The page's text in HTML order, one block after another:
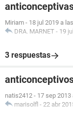
Miriam - 18 jul 2019 a
DRA. MARNET - 19
3 respuestas
natis2412 - 17 sep 2013
marisolfl - 22 abr